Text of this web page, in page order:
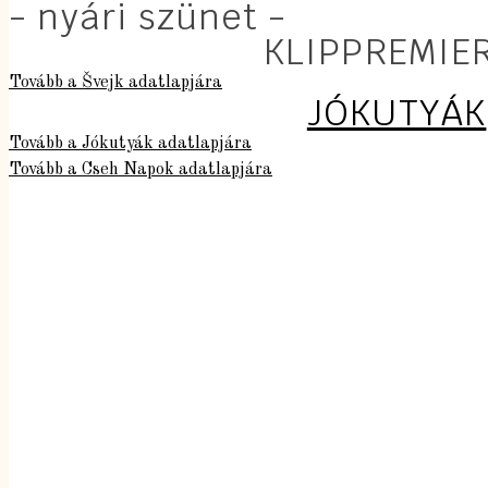
- nyári szünet -
Tovább a Švejk adatlapjára
JÓKUTYÁK
Tovább a Jókutyák adatlapjára
Tovább a Cseh Napok adatlapjára